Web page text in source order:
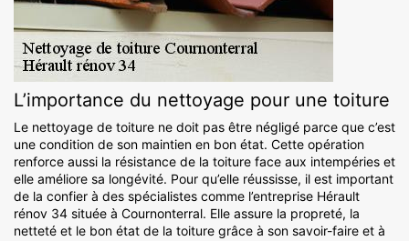
L’importance du nettoyage pour une toiture
Le nettoyage de toiture ne doit pas être négligé parce que c’est
une condition de son maintien en bon état. Cette opération
renforce aussi la résistance de la toiture face aux intempéries et
elle améliore sa longévité. Pour qu’elle réussisse, il est important
de la confier à des spécialistes comme l’entreprise Hérault
rénov 34 située à Cournonterral. Elle assure la propreté, la
netteté et le bon état de la toiture grâce à son savoir-faire et à